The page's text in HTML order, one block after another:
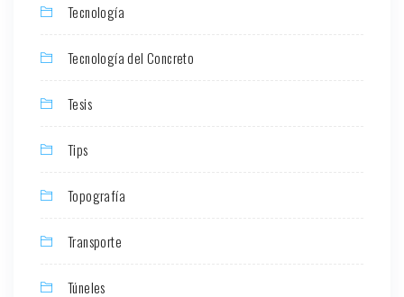
Tecnología
Tecnología del Concreto
Tesis
Tips
Topografía
Transporte
Túneles